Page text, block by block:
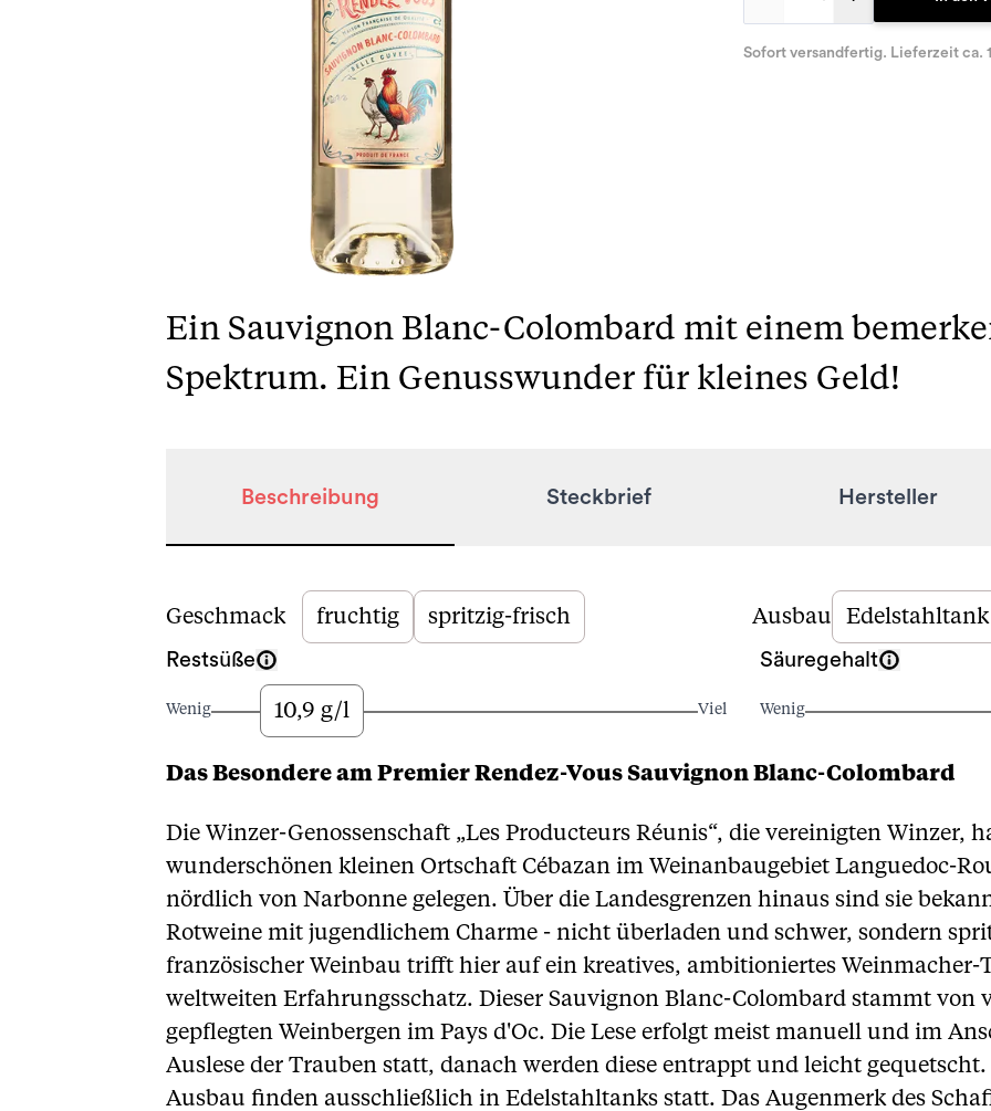
Sofort versandfertig. Lieferzeit ca.
Ein Sauvignon Blanc-Colombard mit einem
Spektrum. Ein Genusswunder für kleines Geld!
Beschreibung Steckbrief Hersteller
Beschreibung
Geschmack fruchtig spritzig-frisch Ausbau Edelstahltank
Restsüße
Wenig 10,9 g/l Viel
Säuregehalt
Wenig
Das Besondere am Premier Rendez-Vous Sauvignon Blanc-Colombard
Die Winzer-Genossenschaft „Les Producteurs Réunis“, die vereinigten Winzer,
wunderschönen kleinen Ortschaft Cébazan im Weinanbaugebiet Languedoc-
nördlich von Narbonne gelegen. Über die Landesgrenzen hinaus sind sie
Rotweine mit jugendlichem Charme - nicht überladen und schwer, sondern
französischer Weinbau trifft hier auf ein kreatives, ambitioniertes Weinmacher-
weltweiten Erfahrungsschatz. Dieser Sauvignon Blanc-Colombard stammt von
gepflegten Weinbergen im Pays d'Oc. Die Lese erfolgt meist manuell und im
Auslese der Trauben statt, danach werden diese entrappt und leicht
Ausbau finden ausschließlich in Edelstahltanks statt. Das Augenmerk des